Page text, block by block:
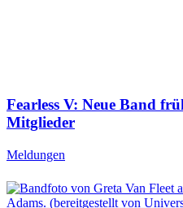
Fearless V: Neue Band
Mitglieder
Meldungen